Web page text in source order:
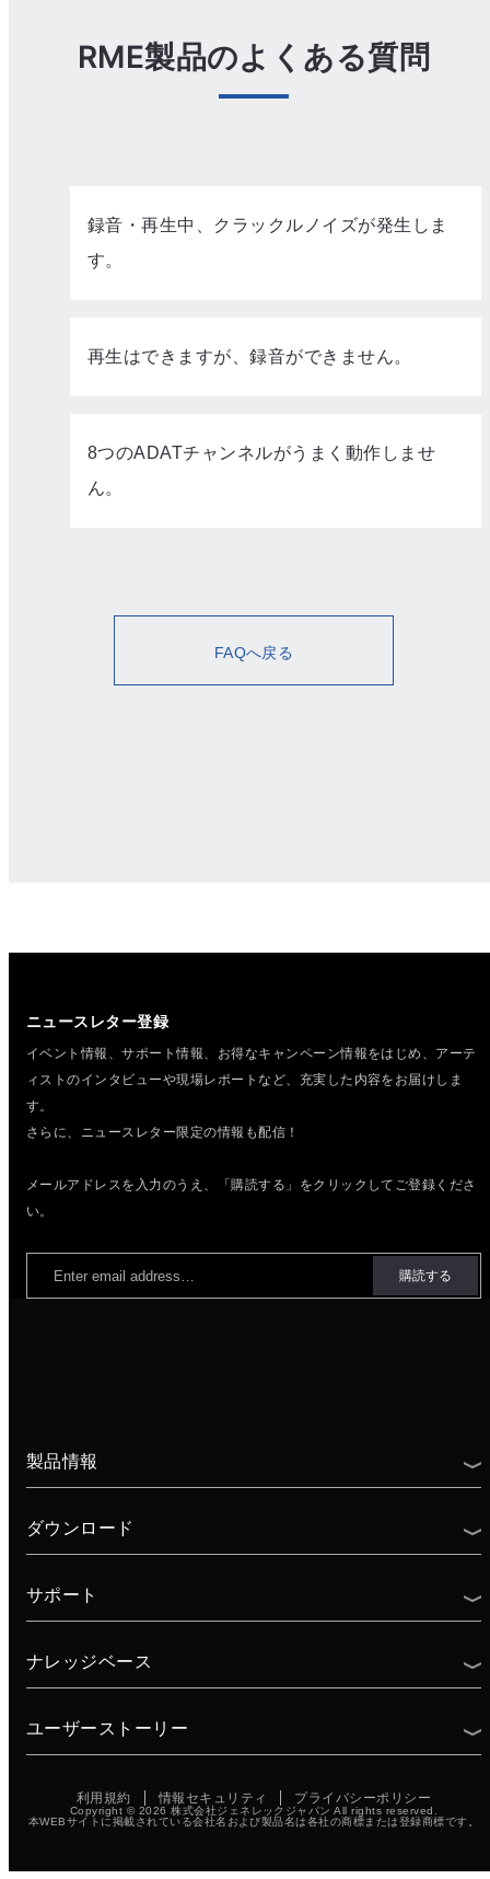
RME製品のよくある質問
録音・再生中、クラックルノイズが発生しま
す。
再生はできますが、録音ができません。
8つのADATチャンネルがうまく動作しませ
ん。
FAQへ戻る
ニュースレター登録
イベント情報、サポート情報、お得なキャンペーン情報をはじめ、 アーテ
ィストのインタビューや現場レポートなど、充実した内容をお届けしま
す。
さらに、ニュースレター限定の情報も配信！
メールアドレスを入力のうえ、「購読する」をクリックしてご登録くださ
い。
製品情報
ダウンロード
サポート
ナレッジベース
ユーザーストーリー
利用規約 情報セキュリティ プライバシーポリシー
Copyright © 2026株式会社ジェネレックジャパン All rights reserved.
本WEBサイトに掲載されている会社名および製品名は各社の商標または登録商標です。